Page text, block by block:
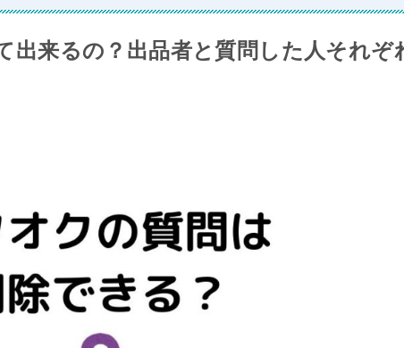
出来るの？出品者と質問した人それぞ